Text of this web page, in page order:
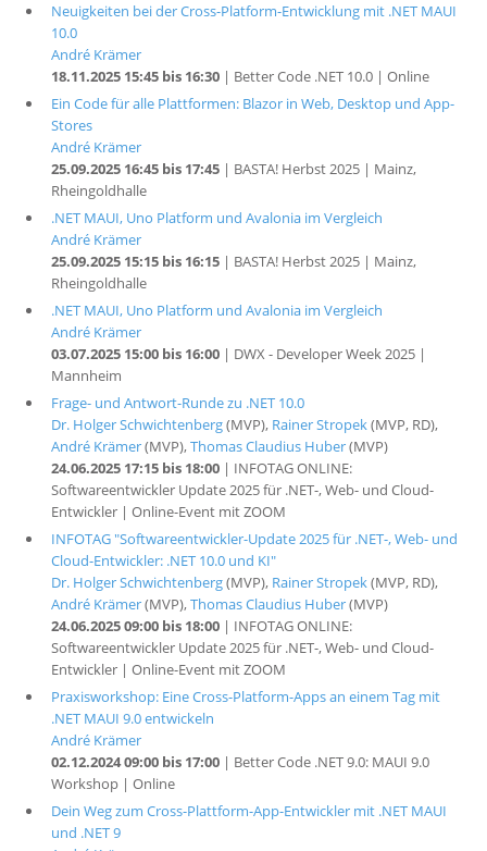
Neuigkeiten bei der Cross-Platform-Entwicklung mit .NET MAUI
10.0
André Krämer
18.11.2025 15:45 bis 16:30| Better Code .NET 10.0 | Online
Ein Code für alle Plattformen: Blazor in Web, Desktop und App-
Stores
André Krämer
25.09.2025 16:45 bis 17:45| BASTA! Herbst 2025 | Mainz,
Rheingoldhalle
.NET MAUI, Uno Platform und Avalonia im Vergleich
André Krämer
25.09.2025 15:15 bis 16:15| BASTA! Herbst 2025 | Mainz,
Rheingoldhalle
.NET MAUI, Uno Platform und Avalonia im Vergleich
André Krämer
03.07.2025 15:00 bis 16:00| DWX - Developer Week 2025 |
Mannheim
Frage- und Antwort-Runde zu .NET 10.0
Dr. Holger Schwichtenberg(MVP), Rainer Stropek(MVP, RD),
André Krämer(MVP),Thomas Claudius Huber(MVP)
24.06.2025 17:15 bis 18:00| INFOTAG ONLINE:
Softwareentwickler Update 2025 für .NET-, Web- und Cloud-
Entwickler | Online-Event mit ZOOM
INFOTAG "Softwareentwickler-Update 2025 für .NET-, Web- und
Cloud-Entwickler: .NET 10.0 und KI"
Dr. Holger Schwichtenberg(MVP), Rainer Stropek(MVP, RD),
André Krämer(MVP),Thomas Claudius Huber(MVP)
24.06.2025 09:00 bis 18:00| INFOTAG ONLINE:
Softwareentwickler Update 2025 für .NET-, Web- und Cloud-
Entwickler | Online-Event mit ZOOM
Praxisworkshop: Eine Cross-Platform-Apps an einem Tag mit
.NET MAUI 9.0 entwickeln
André Krämer
02.12.2024 09:00 bis 17:00| Better Code .NET 9.0: MAUI 9.0
Workshop | Online
Dein Weg zum Cross-Plattform-App-Entwickler mit .NET MAUI
und .NET 9